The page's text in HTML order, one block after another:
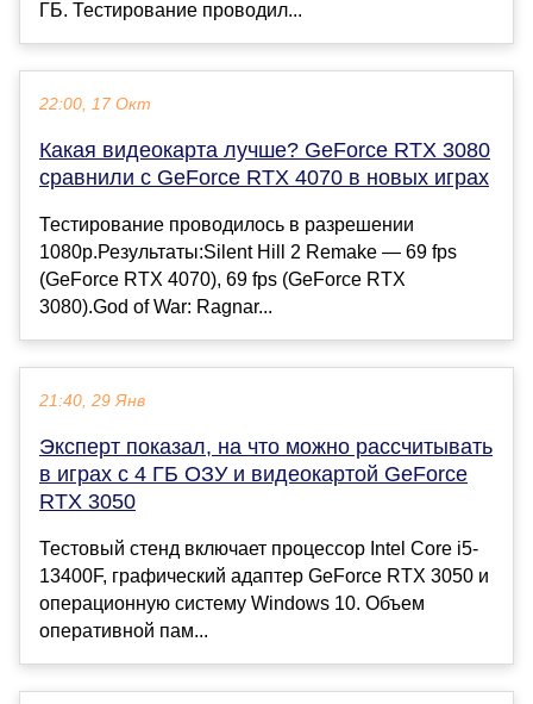
ГБ. Тестирование проводил...
22:00, 17 Окт
Какая видеокарта лучше? GeForce RTX 3080
сравнили с GeForce RTX 4070 в новых играх
Тестирование проводилось в разрешении
1080p.Результаты:Silent Hill 2 Remake — 69 fps
(GeForce RTX 4070), 69 fps (GeForce RTX
3080).God of War: Ragnar...
21:40, 29 Янв
Эксперт показал, на что можно рассчитывать
в играх с 4 ГБ ОЗУ и видеокартой GeForce
RTX 3050
Тестовый стенд включает процессор Intel Core i5-
13400F, графический адаптер GeForce RTX 3050 и
операционную систему Windows 10. Объем
оперативной пам...